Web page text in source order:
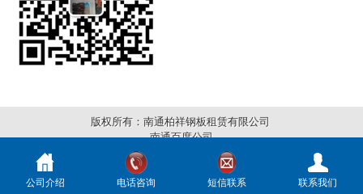
版权所有：南通柏祥钢板租赁有限公司
南通百度公司
公司介绍 电话咨询 短信联系 联系我们